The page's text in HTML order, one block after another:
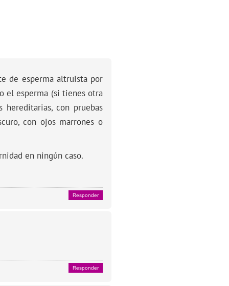
de esperma altruista por
el esperma (si tienes otra
hereditarias, con pruebas
con ojos marrones o
en ningún caso.
Responder
Responder